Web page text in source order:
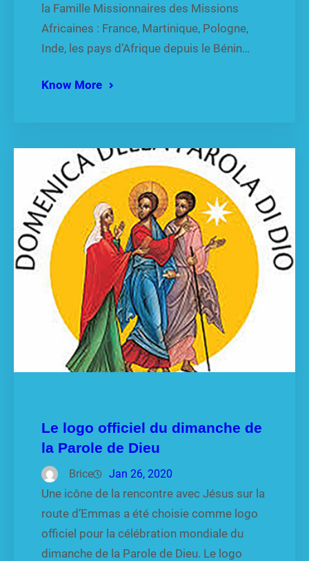
la Famille Missionnaires des Missions
Africaines : France, Martinique, Pologne,
Inde, les pays d’Afrique depuis le Bénin…
Know More
Le logo officiel du dimanche de
la Parole de Dieu
Brice Jan 26, 2020
Une icône de la rencontre avec Jésus sur la
route d’Emmas a été choisie comme logo
officiel pour la célébration mondiale du
dimanche de la Parole de Dieu. Le logo